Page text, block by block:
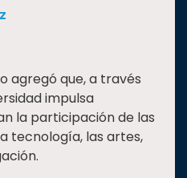
agregó que, a través
impulsa
la participación de las
tecnología, las artes,